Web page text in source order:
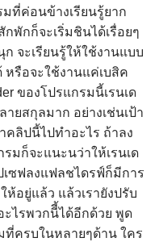
ที่ค่อนข้างเรียนรู้ยาก
พักก็จะเริ่มชินได้เรื่อยๆ
จะเรียนรู้ให้ใช้งานแบบ
รือจะใช้งานแค่เบสิค
ของโปรแกรมนี้เรนเด
ยสกุลมาก อย่างเช่นเป้า
คลิปนี้ไปทำอะไร ถ้าลง
มก็จะแนะนว่าให้เรนเด
เซฟลงแฟลชไดรฟ์ก็มีการ
ห้อยู่แล้ว แล้วเรายังปรับ
ไรพวกนีี้ได้อีกด้วย พูด
ที่ครบในหลายๆด้าน ใคร